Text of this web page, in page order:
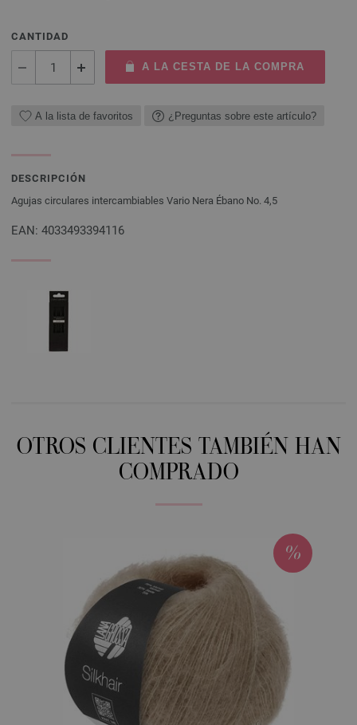
CANTIDAD
A LA CESTA DE LA COMPRA
A la lista de favoritos ¿Preguntas sobre este artículo?
DESCRIPCIÓN
Agujas circulares intercambiables Vario Nera Ébano No. 4,5
EAN: 4033493394116
OTROS CLIENTES TAMBIÉN HAN
COMPRADO